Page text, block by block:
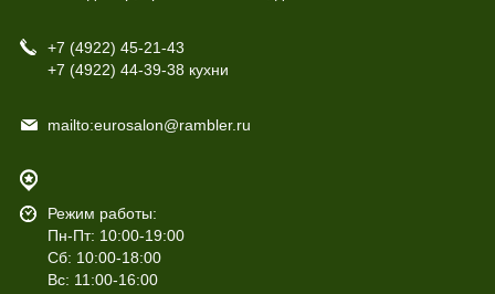
+7 (4922) 45-21-43
+7 (4922) 44-39-38 кухни
mailto:eurosalon@rambler.ru
Режим работы:
Пн-Пт: 10:00-19:00
Сб: 10:00-18:00
Вс: 11:00-16:00